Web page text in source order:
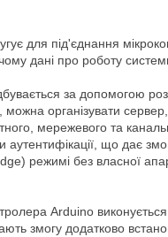
для під'єднання
дані про роботу
за допомогою
організувати
мережевого та
аутентифікації, що дає
режимі без власної
Arduino
змогу додатково